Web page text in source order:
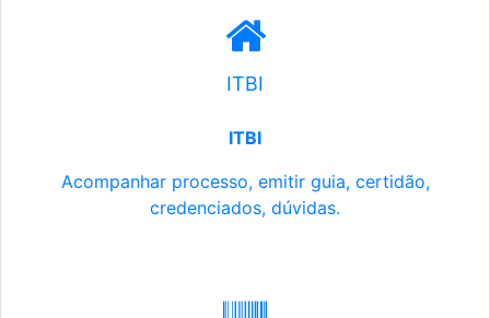
ITBI
ITBI
Acompanhar processo, emitir guia, certidão,
credenciados, dúvidas.